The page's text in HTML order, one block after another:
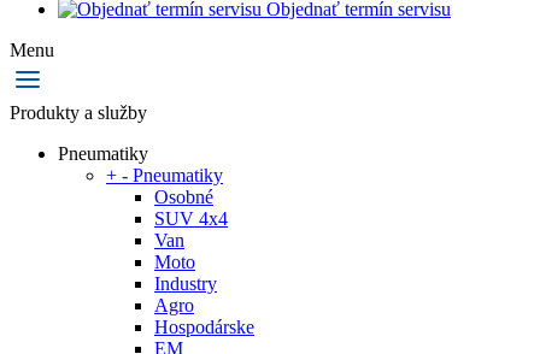
Objednať termín servisu
Menu
Produkty a služby
Pneumatiky
+ - Pneumatiky
Osobné
SUV 4x4
Van
Moto
Industry
Agro
Hospodárske
EM